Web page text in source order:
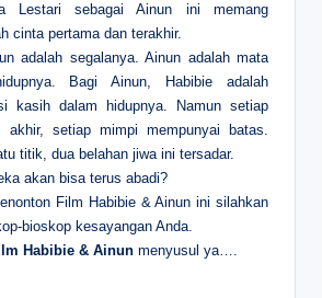
Lestari sebagai Ainun ini memang
cinta pertama dan terakhir.
adalah segalanya. Ainun adalah mata
Bagi Ainun, Habibie adalah
kasih dalam hidupnya. Namun setiap
akhir, setiap mimpi mempunyai batas.
titik, dua belahan jiwa ini tersadar.
akan bisa terus abadi?
Film Habibie & Ainun ini silahkan
bioskop kesayangan Anda.
Habibie & Ainun menyusul ya….